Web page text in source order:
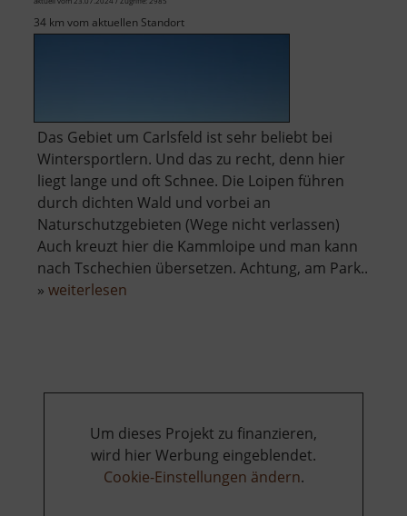
34 km vom aktuellen Standort
Das Gebiet um Carlsfeld ist sehr beliebt bei
Wintersportlern. Und das zu recht, denn hier
liegt lange und oft Schnee. Die Loipen führen
durch dichten Wald und vorbei an
Naturschutzgebieten (Wege nicht verlassen)
Auch kreuzt hier die Kammloipe und man kann
nach Tschechien übersetzen. Achtung, am Park..
» weiterlesen
Um dieses Projekt zu finanzieren,
wird hier Werbung eingeblendet.
Cookie-Einstellungen ändern.